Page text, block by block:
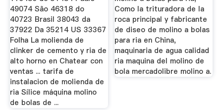
49074 São 46318 do
40723 Brasil 38043 da
37922 Da 35214 US 33367
Folha La molienda de
clinker de cemento y ria de
alto horno en Chatear con
ventas ... tarifa de
instalacion de molienda de
ria Sílice máquina molino
de bolas de ...
Como la trituradora de la
roca principal y fabricante
de diseo de molino a bolas
para ria en China,
maquinaria de agua calidad
ria maquina del molino de
bola mercadolibre molino a.